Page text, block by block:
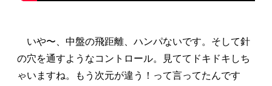
いや〜、中盤の飛距離、ハンパないです。そして針
の穴を通すようなコントロール。見ててドキドキしち
ゃいますね。もう次元が違う！って言ってたんです